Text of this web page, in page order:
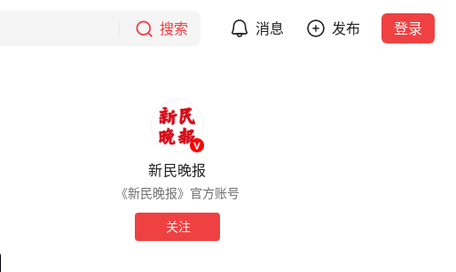
搜索 消息 发布 登录
新民晚报
《新民晚报》官方账号
关注